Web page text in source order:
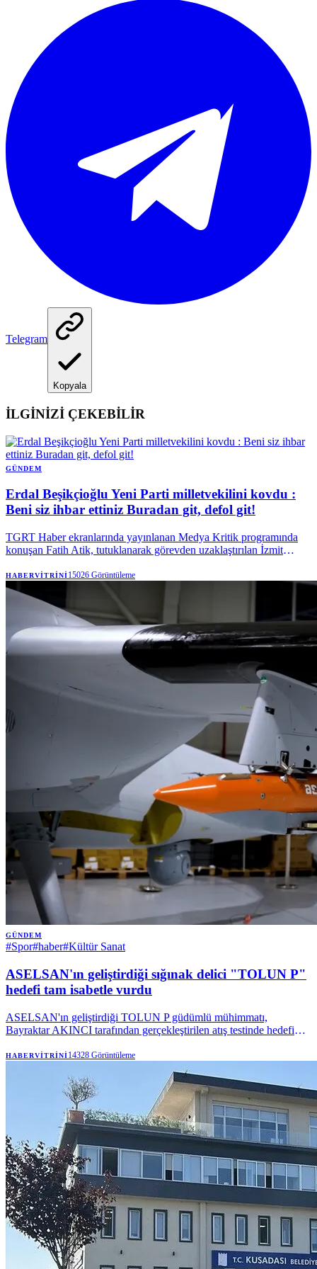
Telegram
Kopyala
İLGİNİZİ ÇEKEBİLİR
GÜNDEM
Erdal Beşikçioğlu Yeni Parti milletvekilini kovdu :
Beni siz ihbar ettiniz Buradan git, defol git!
TGRT Haber ekranlarında yayınlanan Medya Kritik programında
konuşan Fatih Atik, tutuklanarak görevden uzaklaştırılan İzmit
ilgili çok konuşulacak iddialarda bulundu.
HABERVITRINI15026 Görüntüleme
GÜNDEM
#Spor#haber#Kültür Sanat
ASELSAN'ın geliştirdiği sığınak delici "TOLUN P"
hedefi tam isabetle vurdu
ASELSAN'ın geliştirdiği TOLUN P güdümlü mühimmatı,
Bayraktar AKINCI tarafından gerçekleştirilen atış testinde hedefi
HABERVITRINI14328 Görüntüleme